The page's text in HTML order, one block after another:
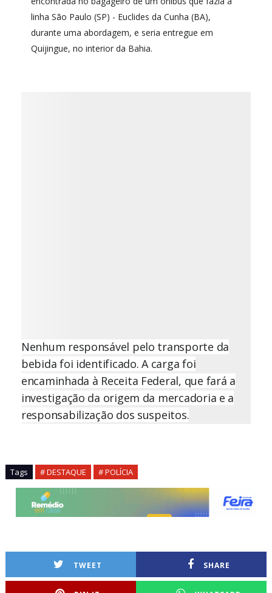
linha São Paulo (SP) - Euclides da Cunha (BA),
durante uma abordagem, e seria entregue em
Quijingue, no interior da Bahia.
Nenhum responsável pelo transporte da
bebida foi identificado. A carga foi
encaminhada à Receita Federal, que fará a
investigação da origem da mercadoria e a
responsabilização dos suspeitos.
Tags # DESTAQUE # POLÍCIA
TWEET SHARE